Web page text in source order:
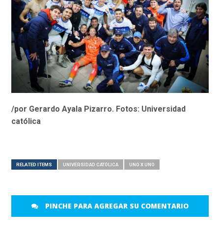
/por Gerardo Ayala Pizarro. Fotos: Universidad
católica
RELATED ITEMS UNIVERSIDAD CATÓLICA UNO X UNO
PINCHE PARA AGREGAR SU COMENTARIO